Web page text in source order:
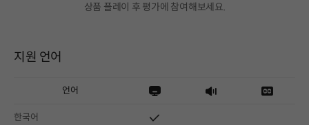
상품 플레이 후 평가에 참여해보세요.
지원 언어
언어
한국어